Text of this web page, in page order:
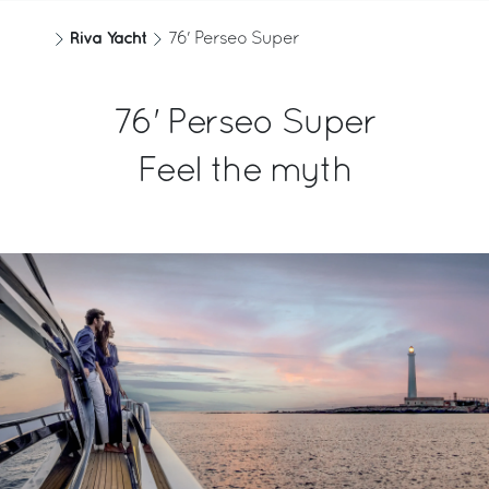
Riva Yacht 76' Perseo Super
76' Perseo Super
Feel the myth
Potência do motor
1800
Velocidade máxima
Velocidade de cruzeiro
Alcance em velocidade de
cruzeiro
315 [nm]
Cabinas Cabinas para tripulação